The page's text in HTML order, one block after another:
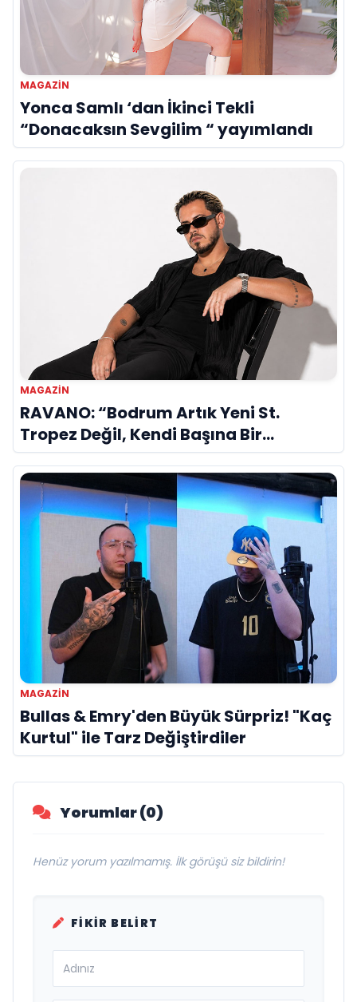
MAGAZIN
Yonca Samlı ‘dan İkinci Tekli
“Donacaksın Sevgilim “ yayımlandı
MAGAZIN
RAVANO: “Bodrum Artık Yeni St.
Tropez Değil, Kendi Başına Bir
Referans”
MAGAZIN
Bullas & Emry'den Büyük Sürpriz! "Kaç
Kurtul" ile Tarz Değiştirdiler
Yorumlar (0)
Henüz yorum yazılmamış. İlk görüşü siz bildirin!
FIKIR BELIRT